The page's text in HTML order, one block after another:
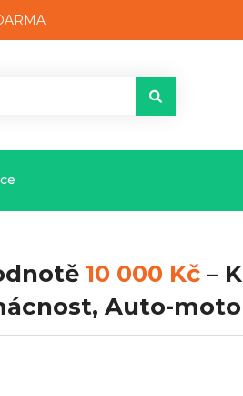
10 000 Kč–
Auto-moto